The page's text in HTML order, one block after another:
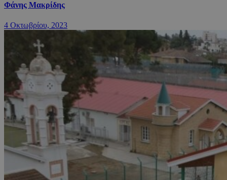
Φάνης Μακρίδης
4 Οκτωβρίου, 2023